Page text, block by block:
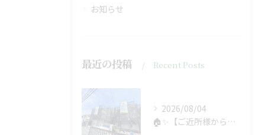
お知らせ
最近の投稿 Recent Posts
2026/08/04
🏠✨【ご近所様からのご紹介で、工事スタート！】✨🏠